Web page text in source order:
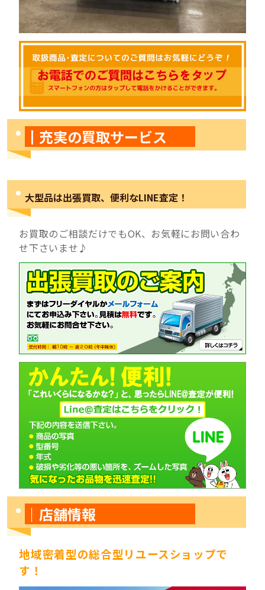
┃充実の買取サービス
大型品は出張買取、便利なLINE査定！
お買取のご相談だけでもOK、お気軽にお問い合わ
せ下さいませ♪
｜店舗情報
地域密着型の総合型リユースショップで
す！